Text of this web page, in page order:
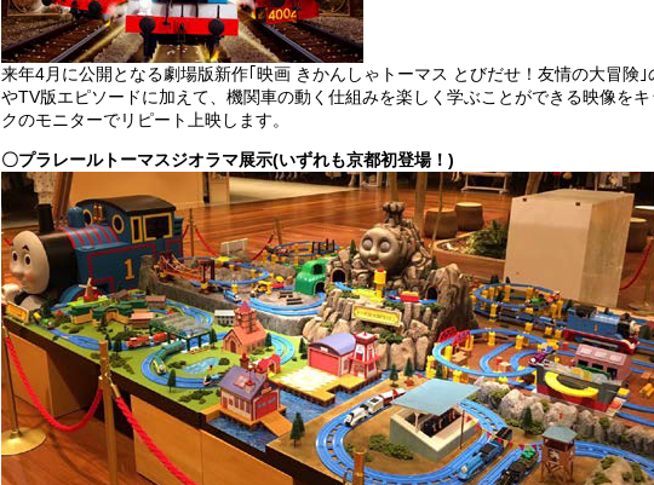
来年4月に公開となる劇場版新作｢映画 きかんしゃトーマス とびだせ！友情の大冒険｣
やTV版エピソードに加えて、機関車の動く仕組みを楽しく学ぶことができる映像をキ
クのモニターでリピート上映します。
〇プラレールトーマスジオラマ展示(いずれも京都初登場！)